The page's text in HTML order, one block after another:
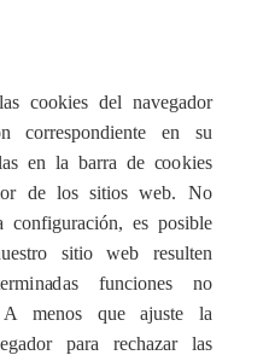
las cookies del navegador
correspondienteen su
en la barra de cookies
de lossitios web. No
configuración, es posible
uestro sitio web resulten
rminadas funciones no
menos queajuste la
egador para rechazar las